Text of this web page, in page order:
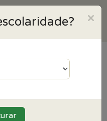
Educação
×